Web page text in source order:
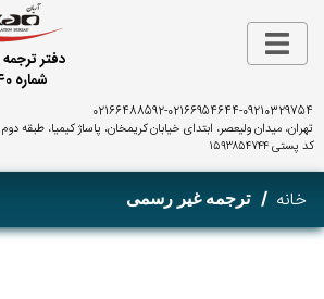
دفتر
شماره 1140 تهران
02166488592-02166954644-09210329754
تهران، میدان ولیعصر، ابتدای خیابان کریمخان، پاساژ کیمیا، طبقه دوم
کد پستی ۱۵۹۳۸۵۴۷۴۴
خانه ترجمه غیر رسمی